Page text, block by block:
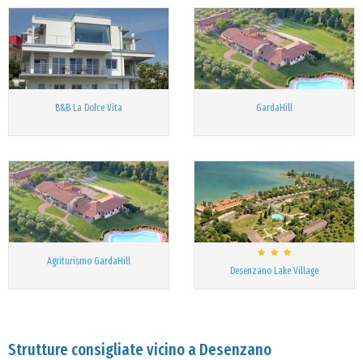
B&B La Dolce Vita GardaHill
Agriturismo GardaHill
Desenzano Lake Village
Strutture consigliate vicino a Desenzano